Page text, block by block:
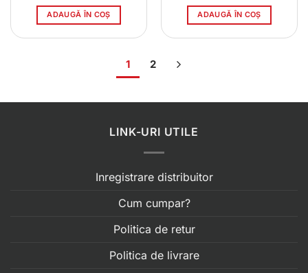
ADAUGĂ ÎN COȘ ADAUGĂ ÎN COȘ
1 2
LINK-URI UTILE
Inregistrare distribuitor
Cum cumpar?
Politica de retur
Politica de livrare